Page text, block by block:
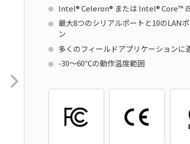
Intel® Celeron® または Intel® Core™
最大8つのシリアルポートと10のLAN
ン
多くのフィールドアプリケーションに
-30～60℃の動作温度範囲